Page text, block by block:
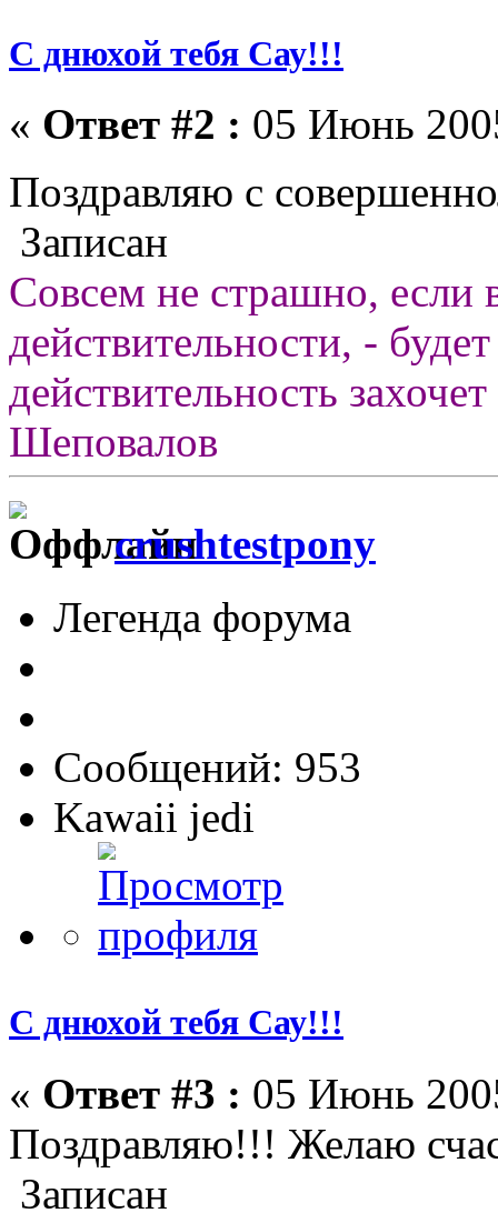
С днюхой тебя Сау!!!
« Ответ #2 : 05 Июнь
Поздравляю с
Записан
Совсем не страшно, если
действительности, -
действительность
Шеповалов
crushtestpony
Легенда форума
Сообщений: 953
Kawaii jedi
С днюхой тебя Сау!!!
« Ответ #3 : 05 Июнь
Поздравляю!!! Желаю
Записан